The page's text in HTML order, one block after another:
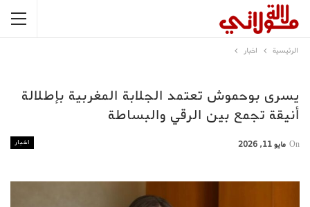
الرئيسية اخبار
يسرى بوحموش تعتمد الجلابة المغربية بإطلالة
أنيقة تجمع بين الرقي والبساطة
اخبار On مايو 11, 2026